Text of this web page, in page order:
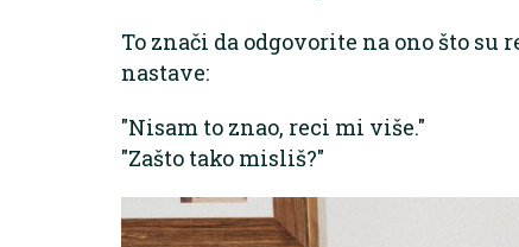
To znači da odgovorite na ono što
nastave:
"Nisam to znao, reci mi više."
"Zašto tako misliš?"